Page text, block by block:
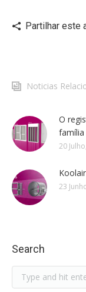
Partilhar este
Noticias
O
20
23
Search